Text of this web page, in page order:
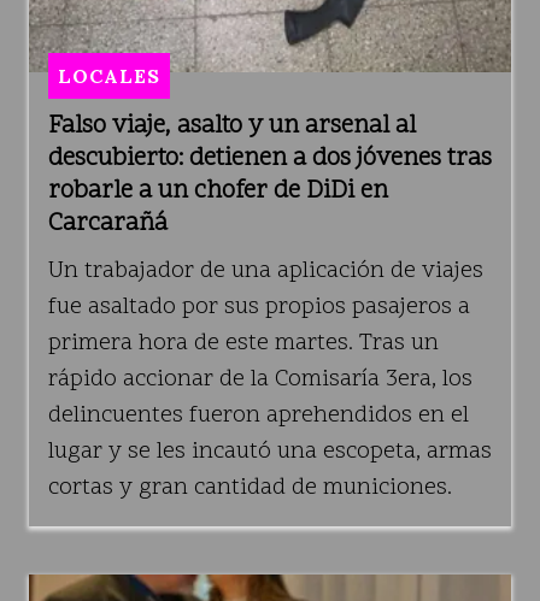
Falso viaje, asalto y un arsenal al
descubierto: detienen a dos jóvenes tras
robarle a un chofer de DiDi en
Carcarañá
LOCALES
Un trabajador de una aplicación de viajes
fue asaltado por sus propios pasajeros a
primera hora de este martes. Tras un
rápido accionar de la Comisaría 3era, los
delincuentes fueron aprehendidos en el
lugar y se les incautó una escopeta, armas
cortas y gran cantidad de municiones.